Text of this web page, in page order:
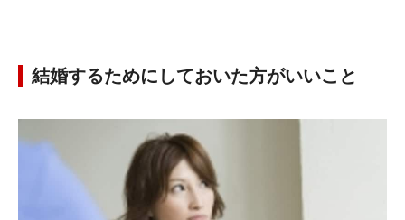
結婚するためにしておいた方がいいこと